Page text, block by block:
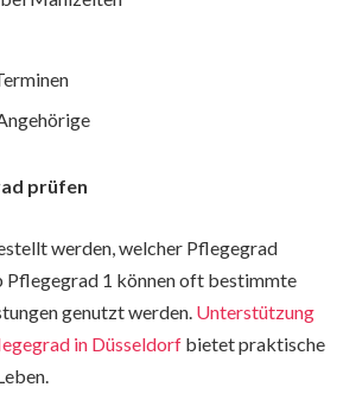
prüfen
werden, welcher Pflegegrad
Pflegegrad 1 können oft bestimmte
genutzt werden. Unterstützung
in Düsseldorf bietet praktische